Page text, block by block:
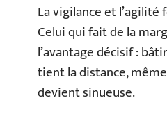
La vigilance et
Celui qui fait de la
l’avantage décisif :
tient la distance,
devient sinueuse.